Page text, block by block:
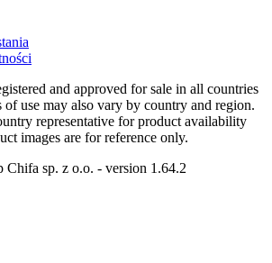
and approved for sale in all countries
use may also vary by country and region.
representative for product availability
images are for reference only.
Chifa sp. z o.o. - version 1.64.2